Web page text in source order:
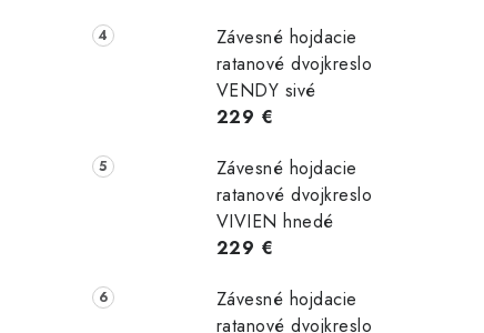
Závesné hojdacie
ratanové dvojkreslo
VENDY sivé
229 €
Závesné hojdacie
ratanové dvojkreslo
VIVIEN hnedé
229 €
Závesné hojdacie
ratanové dvojkreslo